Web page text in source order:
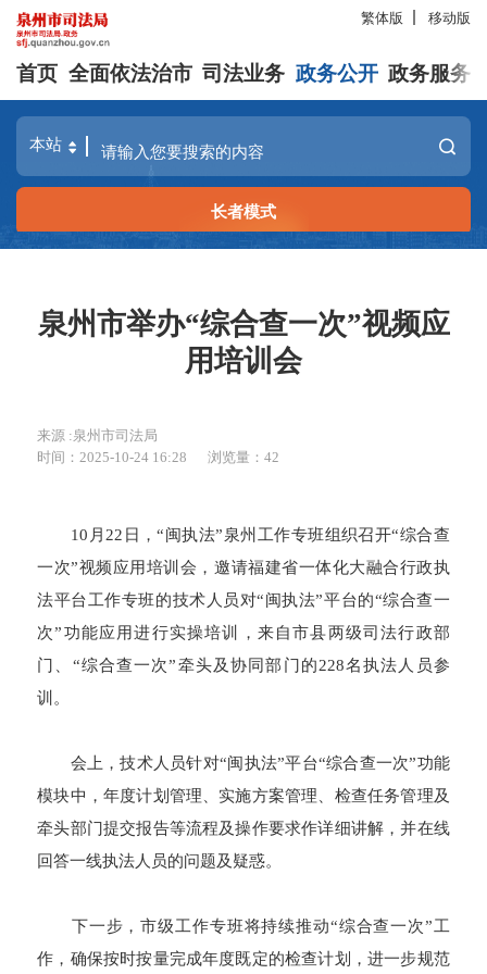
繁体版 移动版
首页 全面依法治市 司法业务 政务公开 政务服务
长者模式
泉州市举办“综合查一次”视频应
用培训会
来源 :泉州市司法局
时间：2025-10-24 16:28
浏览量：42
10月22日，“闽执法”泉州工作专班组织召开“综合查
一次”视频应用培训会，邀请福建省一体化大融合行政执
法平台工作专班的技术人员对“闽执法”平台的“综合查一
次”功能应用进行实操培训，来自市县两级司法行政部
门、“综合查一次”牵头及协同部门的228名执法人员参
训。
会上，技术人员针对“闽执法”平台“综合查一次”功能
模块中，年度计划管理、实施方案管理、检查任务管理及
牵头部门提交报告等流程及操作要求作详细讲解，并在线
回答一线执法人员的问题及疑惑。
下一步，市级工作专班将持续推动“综合查一次”工
作，确保按时按量完成年度既定的检查计划，进一步规范